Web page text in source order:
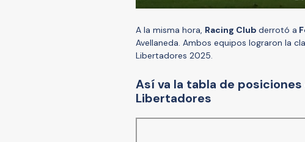
A la misma hora, Racing Club derrotó a
Avellaneda. Ambos equipos lograron la
Libertadores 2025.
Así va la tabla de
Libertadores